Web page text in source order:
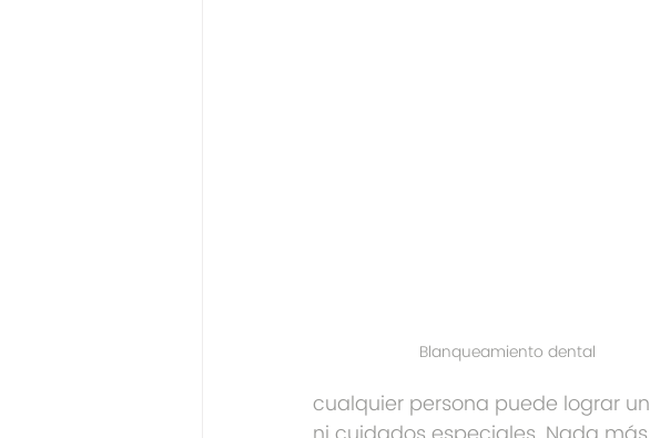
Blanqueamiento dental
cualquier persona puede lograr